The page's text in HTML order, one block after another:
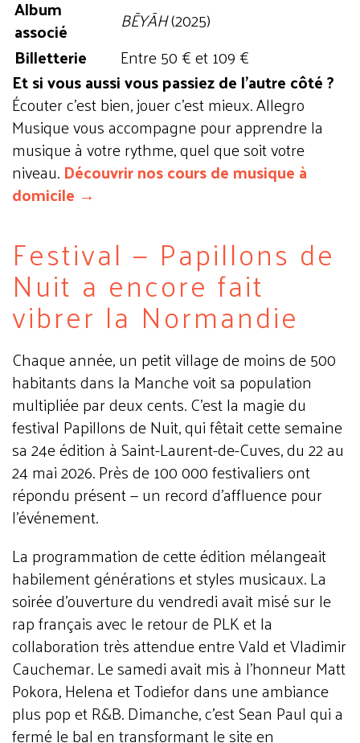
Album
associé BĒYĀH(2025)
Billetterie
Entre 50 € et 109 €
Et si vous aussi vous passiez de l'autre côté ?
Écouter c'est bien, jouer c'est mieux. Allegro
Musique vous accompagne pour apprendre la
musique à votre rythme, quel que soit votre
niveau.Découvrir nos cours de musique à
domicile →
Festival — Papillons de
Nuit a encore fait
vibrer la Normandie
Chaque année, un petit village de moins de 500
habitants dans la Manche voit sa population
multipliée par deux cents. C'est la magie du
festival Papillons de Nuit, qui fêtait cette semaine
sa 24e édition à Saint-Laurent-de-Cuves, du 22 au
24 mai 2026. Près de 100 000 festivaliers ont
répondu présent — un record d'affluence pour
l'événement.
La programmation de cette édition mélangeait
habilement générations et styles musicaux. La
soirée d'ouverture du vendredi avait misé sur le
rap français avec le retour de PLK et la
collaboration très attendue entre Vald et Vladimir
Cauchemar. Le samedi avait mis à l'honneur Matt
Pokora, Helena et Todiefor dans une ambiance
plus pop et R&B. Dimanche, c'est Sean Paul qui a
fermé le bal en transformant le site en